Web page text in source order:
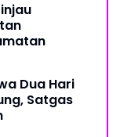
Dua Hari
Satgas